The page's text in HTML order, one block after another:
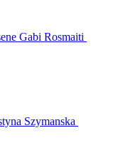
Gabi Rosmaiti
Szymanska